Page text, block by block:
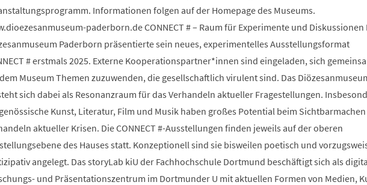
Informationen folgen auf der Homepage des Museums.
paderborn.de CONNECT # – Raum für Experimente und Diskussionen
Paderborn präsentierte sein neues, experimentelles Ausstellungsformat
# erstmals 2025. Externe Kooperationspartner*innen sind eingeladen, sich
Museum Themen zuzuwenden, die gesellschaftlich virulent sind. Das
sich dabei als Resonanzraum für das Verhandeln aktueller Fragestellungen.
Kunst, Literatur, Film und Musik haben großes Potential beim
aktueller Krisen. Die CONNECT #-Ausstellungen finden jeweils auf der oberen
des Hauses statt. Konzeptionell sind sie bisweilen poetisch und
angelegt. Das storyLab kiU der Fachhochschule Dortmund beschäftigt sich als
und Präsentationszentrum im Dortmunder U mit aktuellen Formen von Medien,